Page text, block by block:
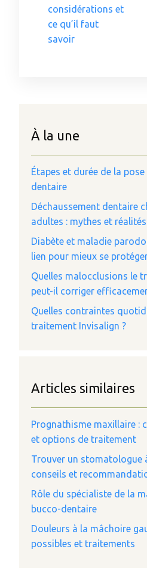
considérations et
ce qu’il faut
savoir
À la une
Étapes et durée de la
dentaire
Déchaussement dentaire
adultes : mythes et réalités
Diabète et maladie
lien pour mieux se
Quelles malocclusions le
peut-il corriger
Quelles contraintes
traitement Invisalign ?
Articles similaires
Prognathisme maxillaire :
et options de traitement
Trouver un stomatologue
conseils et
Rôle du spécialiste de la
bucco-dentaire
Douleurs à la mâchoire
possibles et traitements